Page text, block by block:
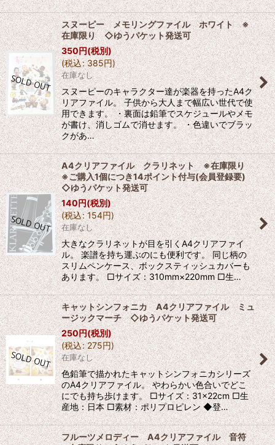
スヌーピー メモリングファイル ホワイト ※
在庫限り ◇ゆうパケット発送可
350円(税別)
(税込: 385円)
在庫なし
スヌーピーのキャラクター達が楽器を持ったA4ク
リアファイル。 子供から大人まで幅広い世代で使
用できます。 ・裏面は鉛筆でスケジュールやメモ
が書け、消しゴムで消せます。 ・色違いでブラッ
クがあ…
A4クリアファイル クラリネット ※在庫限り
※ご購入1個につき14ポイント付与(会員登録要)
◇ゆうパケット発送可
140円(税別)
(税込: 154円)
在庫なし
大きなクラリネットが目を引くA4クリアファイ
ル。 楽譜を持ち運ぶのにも便利です。 同じ柄の
スリムペンケース、ボックスティッシュカバーも
あります。 □サイズ：310mm×220mm □生…
キャットシンフォニカ A4クリアファイル ミュ
ージックマーチ ◇ゆうパケット発送可
250円(税別)
(税込: 275円)
在庫なし
色鉛筆で描かれたキャットシンフォニカシリーズ
のA4クリアファイル。 やわらかい色合いでどこ
にでも持ち歩けます。 □サイズ：31×22cm □生
産地：日本 □素材：ポリプロピレン ◆登…
フルーツメロディー A4クリアファイル 音符